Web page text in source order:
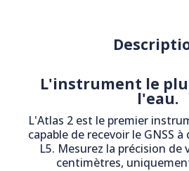
L'instrument le
l'eau.
L'Atlas 2 est le premier
capable de recevoir le GNSS
L5. Mesurez la précision
centimètres,